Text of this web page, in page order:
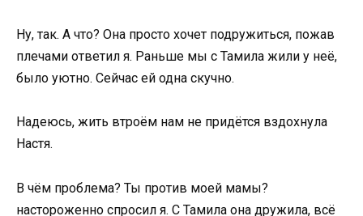
Ну, так. А что? Она просто хочет подружиться, пожав
плечами ответил я. Раньше мы с Тамила жили у неё,
было уютно. Сейчас ей одна скучно.
Надеюсь, жить втроём нам не придётся вздохнула
Настя.
В чём проблема? Ты против моей мамы?
настороженно спросил я. С Тамила она дружила, всё